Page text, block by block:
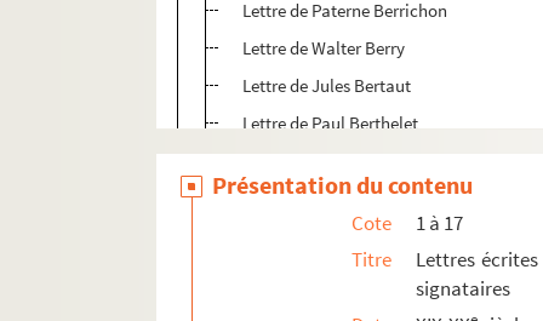
Lettre de Paterne Berrichon
Lettre de Walter Berry
Lettre de Jules Bertaut
Lettre de Paul Berthelet
Lettre de Geneviève Berthelin
Lettres d'André Berthelot
Lettres de Daniel Berthelot
Lettres d'Hélène Berthelot
Présentation du contenu
Cote
1 à 17
Titre
Lettres
signataires